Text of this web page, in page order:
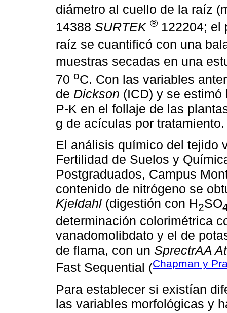
diámetro al cuello de la raíz
14388 SURTEK ® 122204; el
raíz se cuantificó con una
muestras secadas en una
70 oC. Con las variables
de Dickson (ICD) y se
P-K en el follaje de las
g de acículas por tratamiento.
El análisis químico del tejido
Fertilidad de Suelos y
Postgraduados, Campus
contenido de nitrógeno se
Kjeldahl (digestión con H2SO
determinación colorimétrica
vanadomolibdato y el de
de flama, con un SprectrAA
Fast Sequential (Chapman y
Para establecer si existían
las variables morfológicas y